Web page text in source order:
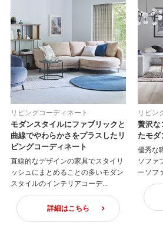
リビングコーディネート
モダンスタイルにファブリックと
曲線でやわらかさをプラスしたリ
ビングコーディネート
直線的なデザインの家具でスタイリ
ッシュにまとめることの多いモダン
スタイルのインテリアコーデ...
詳細はこちら
リビン
贅沢な
たモダ
優秀な
ソファ
ーソフ